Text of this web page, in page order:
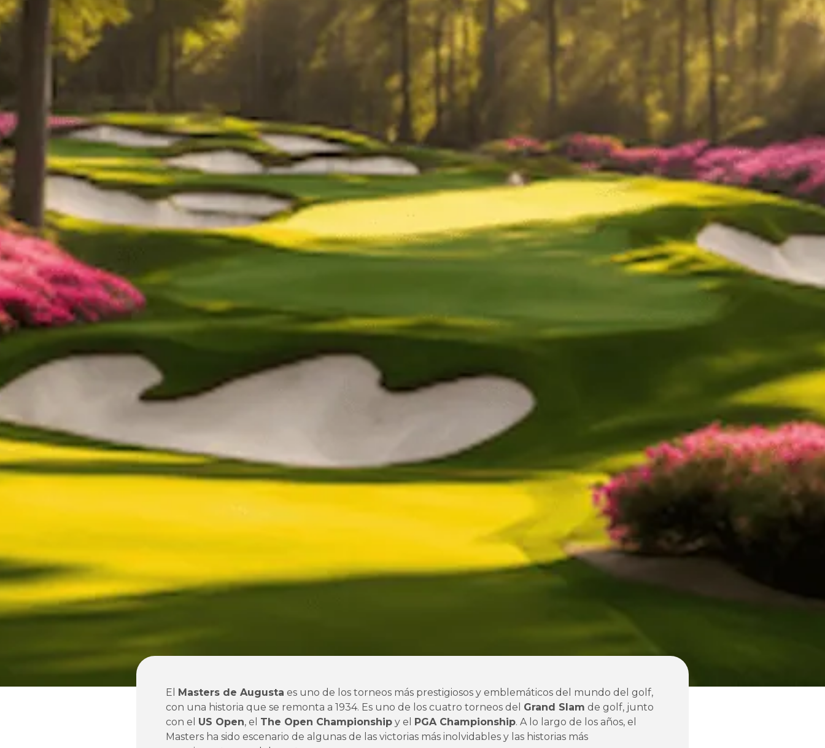
El Masters de Augusta es uno de los torneos más prestigiosos y emblemáticos del mundo del golf,
con una historia que se remonta a 1934. Es uno de los cuatro torneos del Grand Slam de golf, junto
con el US Open, el The Open Championship y el PGA Championship. A lo largo de los años, el
Masters ha sido escenario de algunas de las victorias más inolvidables y las historias más